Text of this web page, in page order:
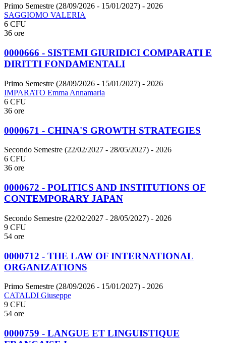
Primo Semestre (28/09/2026 - 15/01/2027) - 2026
SAGGIOMO VALERIA
6 CFU
36 ore
0000666 - SISTEMI GIURIDICI COMPARATI E
DIRITTI FONDAMENTALI
Primo Semestre (28/09/2026 - 15/01/2027) - 2026
IMPARATO Emma Annamaria
6 CFU
36 ore
0000671 - CHINA'S GROWTH STRATEGIES
Secondo Semestre (22/02/2027 - 28/05/2027) - 2026
6 CFU
36 ore
0000672 - POLITICS AND INSTITUTIONS OF
CONTEMPORARY JAPAN
Secondo Semestre (22/02/2027 - 28/05/2027) - 2026
9 CFU
54 ore
0000712 - THE LAW OF INTERNATIONAL
ORGANIZATIONS
Primo Semestre (28/09/2026 - 15/01/2027) - 2026
CATALDI Giuseppe
9 CFU
54 ore
0000759 - LANGUE ET LINGUISTIQUE